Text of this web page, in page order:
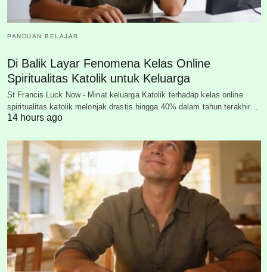
PANDUAN BELAJAR
Di Balik Layar Fenomena Kelas Online
Spiritualitas Katolik untuk Keluarga
St Francis Luck Now - Minat keluarga Katolik terhadap kelas online
spiritualitas katolik melonjak drastis hingga 40% dalam tahun terakhir…
14 hours ago